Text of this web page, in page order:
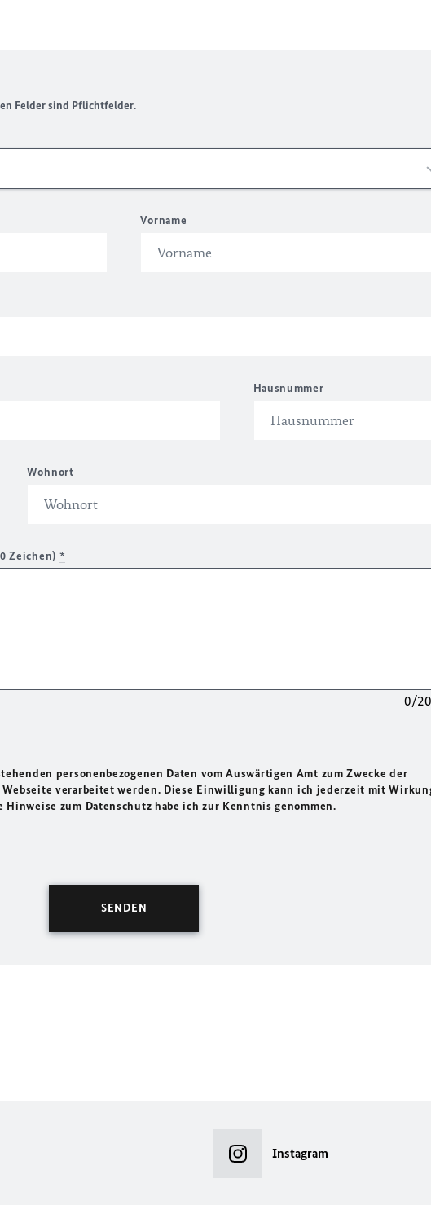
Felder sind Pflichtfelder.
Vorname
Hausnummer
Wohnort
Zeichen) *
0/
personenbezogenen Daten vom Auswärtigen Amt zum Zwecke der
verarbeitet werden. Diese Einwilligung kann ich jederzeit mit
zum Datenschutz habe ich zur Kenntnis genommen.
Instagram